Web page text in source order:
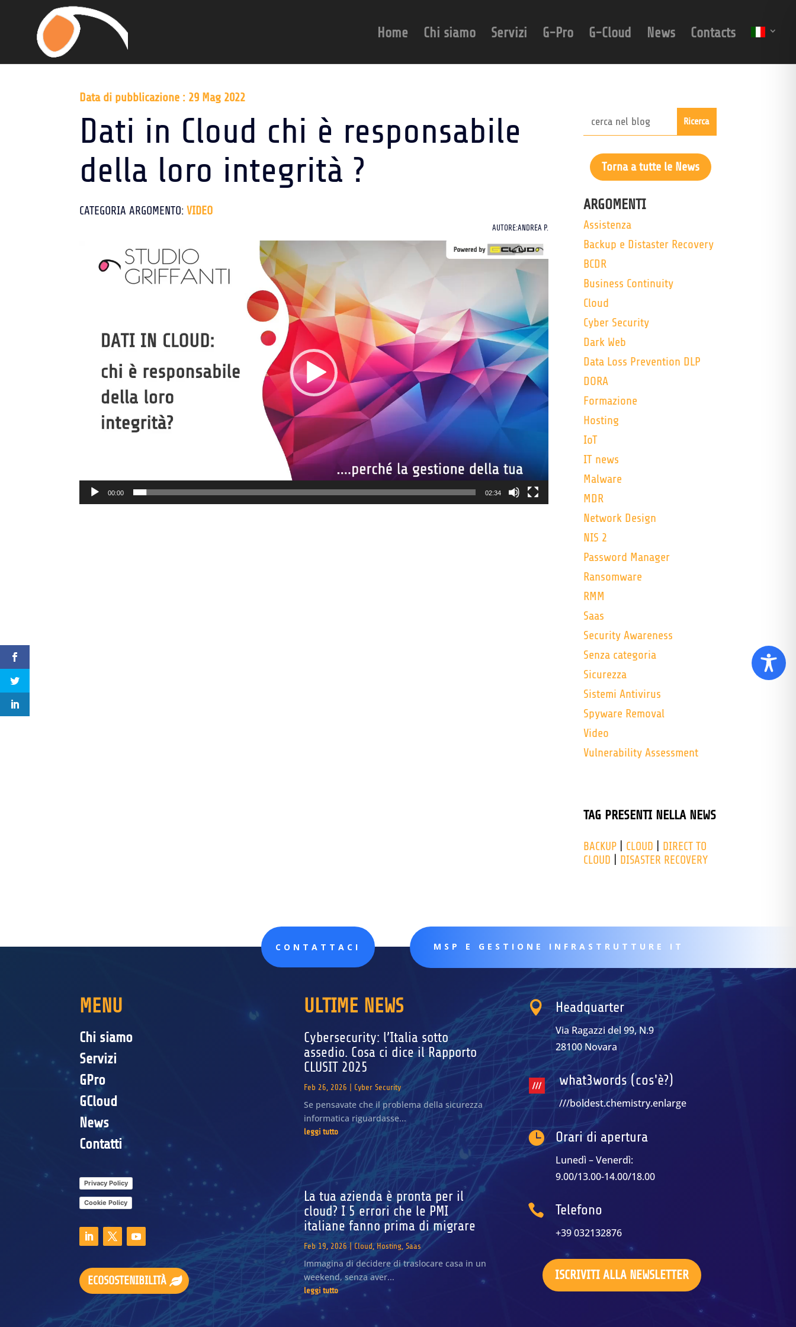
Home Chi siamo Servizi G-Pro G-Cloud News Contacts
Data di pubblicazione : 29 Mag 2022
Dati in Cloud chi è responsabile
della loro integrità ?
CATEGORIA ARGOMENTO:VIDEO
AUTORE:ANDREA P.
Player
00:00 02:34
Torna a tutte le News
ARGOMENTI
Assistenza
Backup e Distaster Recovery
BCDR
Business Continuity
Cloud
Cyber Security
Dark Web
Data Loss Prevention DLP
DORA
Formazione
Hosting
IoT
IT news
Malware
MDR
Network Design
NIS 2
Password Manager
Ransomware
RMM
Saas
Security Awareness
Senza categoria
Sicurezza
Sistemi Antivirus
Spyware Removal
Video
Vulnerability Assessment
TAG PRESENTI NELLA NEWS
BACKUP CLOUD
DIRECT TO
CLOUD
DISASTER RECOVERY
CONTATTACI MSP E GESTIONE INFRASTRUTTURE IT
MENU
Chi siamo
Servizi
GPro
GCloud
News
Contatti
Privacy Policy
Cookie Policy
ECOSOSTENIBILITÀ
ULTIME NEWS
Cybersecurity: l’Italia sotto
assedio. Cosa ci dice il Rapporto
CLUSIT 2025
Feb 26, 2026 Cyber Security
Se pensavate che il problema della sicurezza
informatica riguardasse...
leggi tutto
La tua azienda è pronta per il
cloud? I 5 errori che le PMI
italiane fanno prima di migrare
Feb 19, 2026 Cloud , Hosting, Saas
Immagina di decidere di traslocare casa in un
weekend, senza aver...
leggi tutto
 Headquarter
Via Ragazzi del 99, N.9
28100 Novara
what3words (cos'è?)
///boldest.chemistry.enlarge
 Orari di apertura
Lunedì – Venerdì:
9.00/13.00-14.00/18.00
 Telefono
+39 032132876
ISCRIVITI ALLA NEWSLETTER